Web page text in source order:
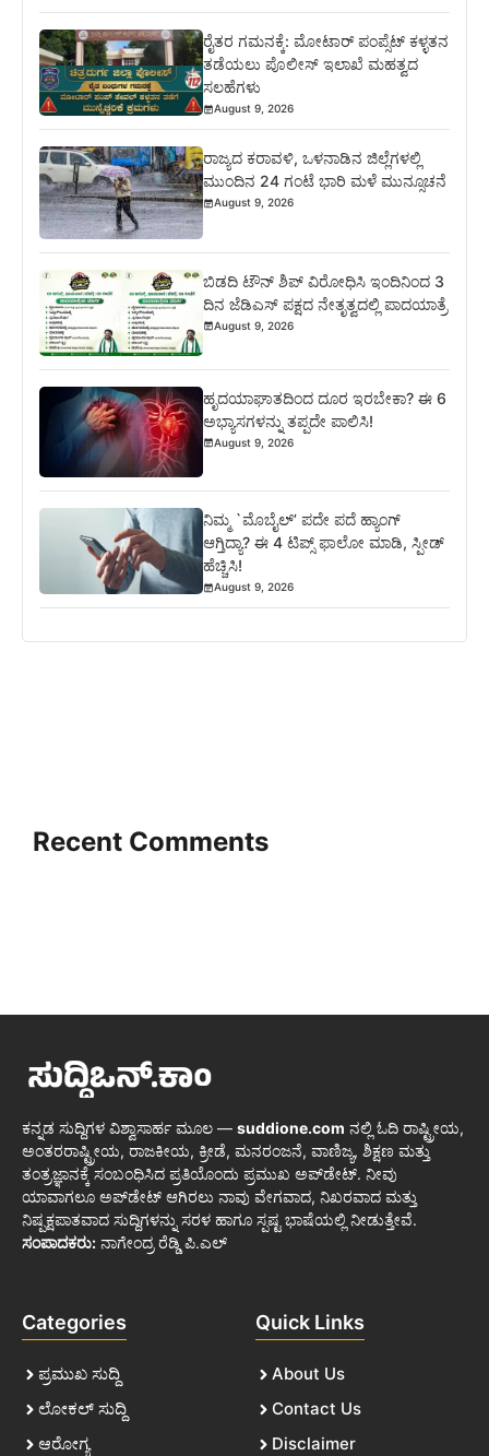
ರೈತರ ಗಮನಕ್ಕೆ: ಮೋಟಾರ್ ಪಂಪ್ಸೆಟ್ ಕಳ್ಳತನ
ತಡೆಯಲು ಪೊಲೀಸ್ ಇಲಾಖೆ ಮಹತ್ವದ
ಸಲಹೆಗಳು
August 9, 2026
ರಾಜ್ಯದ ಕರಾವಳಿ, ಒಳನಾಡಿನ ಜಿಲ್ಲೆಗಳಲ್ಲಿ
ಮುಂದಿನ 24 ಗಂಟೆ ಭಾರಿ ಮಳೆ ಮುನ್ಸೂಚನೆ
August 9, 2026
ಬಿಡದಿ ಟೌನ್ ಶಿಪ್ ವಿರೋಧಿಸಿ ಇಂದಿನಿಂದ 3
ದಿನ ಜೆಡಿಎಸ್ ಪಕ್ಷದ ನೇತೃತ್ವದಲ್ಲಿ ಪಾದಯಾತ್ರೆ
August 9, 2026
ಹೃದಯಾಘಾತದಿಂದ ದೂರ ಇರಬೇಕಾ? ಈ 6
ಅಭ್ಯಾಸಗಳನ್ನು ತಪ್ಪದೇ ಪಾಲಿಸಿ!
August 9, 2026
ನಿಮ್ಮ `ಮೊಬೈಲ್’ ಪದೇ ಪದೆ ಹ್ಯಾಂಗ್
ಆಗ್ತಿದ್ಯಾ? ಈ 4 ಟಿಪ್ಸ್ ಫಾಲೋ ಮಾಡಿ, ಸ್ಪೀಡ್
ಹೆಚ್ಚಿಸಿ!
August 9, 2026
Recent Comments
ಕನ್ನಡ ಸುದ್ದಿಗಳ ವಿಶ್ವಾಸಾರ್ಹ ಮೂಲ — suddione.com ನಲ್ಲಿ ಓದಿ ರಾಷ್ಟ್ರೀಯ,
ಅಂತರರಾಷ್ಟ್ರೀಯ, ರಾಜಕೀಯ, ಕ್ರೀಡೆ, ಮನರಂಜನೆ, ವಾಣಿಜ್ಯ, ಶಿಕ್ಷಣ ಮತ್ತು
ತಂತ್ರಜ್ಞಾನಕ್ಕೆ ಸಂಬಂಧಿಸಿದ ಪ್ರತಿಯೊಂದು ಪ್ರಮುಖ ಅಪ್‌ಡೇಟ್. ನೀವು
ಯಾವಾಗಲೂ ಅಪ್‌ಡೇಟ್ ಆಗಿರಲು ನಾವು ವೇಗವಾದ, ನಿಖರವಾದ ಮತ್ತು
ನಿಷ್ಪಕ್ಷಪಾತವಾದ ಸುದ್ದಿಗಳನ್ನು ಸರಳ ಹಾಗೂ ಸ್ಪಷ್ಟ ಭಾಷೆಯಲ್ಲಿ ನೀಡುತ್ತೇವೆ.
ಸಂಪಾದಕರು: ನಾಗೇಂದ್ರ ರೆಡ್ಡಿ ಪಿ.ಎಲ್
Categories
ಪ್ರಮುಖ ಸುದ್ದಿ
ಲೋಕಲ್ ಸುದ್ದಿ
ಆರೋಗ್ಯ
Quick Links
About Us
Contact Us
Disclaimer